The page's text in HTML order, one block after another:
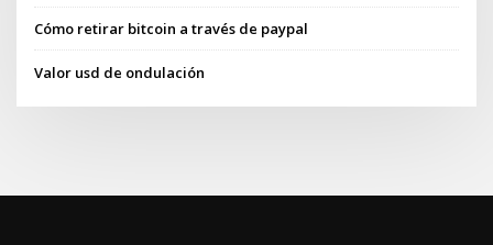
Cómo retirar bitcoin a través de paypal
Valor usd de ondulación